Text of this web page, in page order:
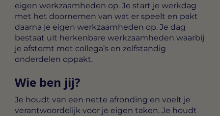
eigen werkzaamheden op. Je start je werkdag
met het doornemen van wat er speelt en pakt
daarna je eigen werkzaamheden op. Je dag
bestaat uit herkenbare werkzaamheden waarbij
je afstemt met collega’s en zelfstandig
onderdelen oppakt.
Wie ben jij?
Je houdt van een nette afronding en voelt je
verantwoordelijk voor je eigen taken. Je houdt